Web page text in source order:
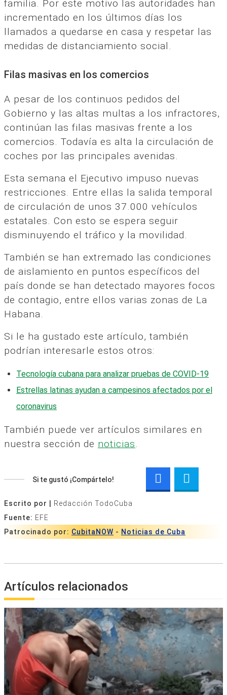
familia. Por este motivo las autoridades han
incrementado en los últimos días los
llamados a quedarse en casa y respetar las
medidas de distanciamiento social.
Filas masivas en los comercios
A pesar de los continuos pedidos del
Gobierno y las altas multas a los infractores,
continúan las filas masivas frente a los
comercios. Todavía es alta la circulación de
coches por las principales avenidas.
Esta semana el Ejecutivo impuso nuevas
restricciones. Entre ellas la salida temporal
de circulación de unos 37.000 vehículos
estatales. Con esto se espera seguir
disminuyendo el tráfico y la movilidad.
También se han extremado las condiciones
de aislamiento en puntos específicos del
país donde se han detectado mayores focos
de contagio, entre ellos varias zonas de La
Habana.
Si le ha gustado este artículo, también
podrían interesarle estos otros:
Tecnología cubana para analizar pruebas de COVID-19
Estrellas latinas ayudan a campesinos afectados por el
coronavirus
También puede ver artículos similares en
nuestra sección de noticias.
Si te gustó ¡Compártelo!
Escrito por |
Redacción TodoCuba
Fuente: EFE
Patrocinado por: CubitaNOW - Noticias de Cuba
Artículos relacionados